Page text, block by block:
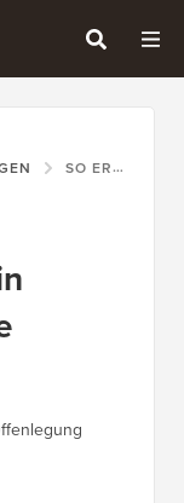
SO ERSTELLEN SIE EIN WILLKOMMENS-GATE IN WORDPRESS (EINFACHE METHODE)